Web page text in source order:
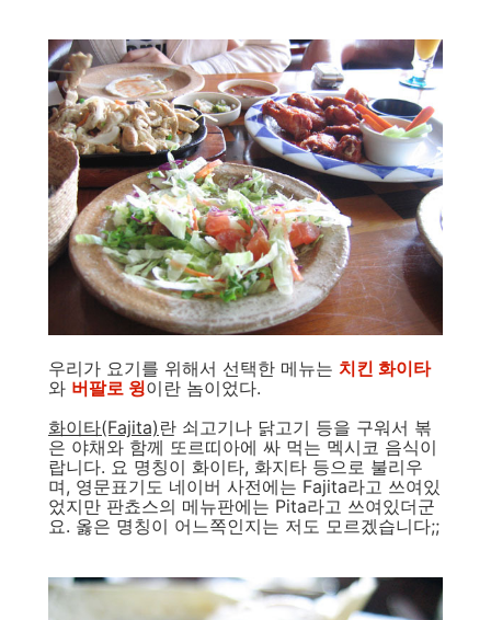
우리가 요기를 위해서 선택한 메뉴는 치킨 화이타
와 버팔로 윙이란 놈이었다.
화이타(Fajita) 란 쇠고기나 닭고기 등을 구워서 볶
은 야채와 함께 또르띠아에 싸 먹는 멕시코 음식이
랍니다. 요 명칭이 화이타, 화지타 등으로 불리우
며, 영문표기도 네이버 사전에는 Fajita라고 쓰여있
었지만 판쵸스의 메뉴판에는 Pita라고 쓰여있더군
요. 옳은 명칭이 어느쪽인지는 저도 모르겠습니다;;